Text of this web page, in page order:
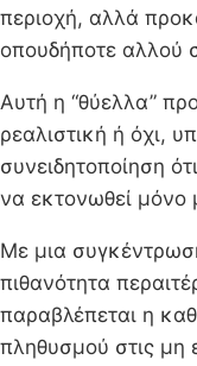
περιοχή, αλλά
οπουδήποτε αλλού
Αυτή η “θύελλα”
ρεαλιστική ή όχι,
συνειδητοποίηση
να εκτονωθεί μόνο
Με μια
πιθανότητα
παραβλέπεται η
πληθυσμού στις μη